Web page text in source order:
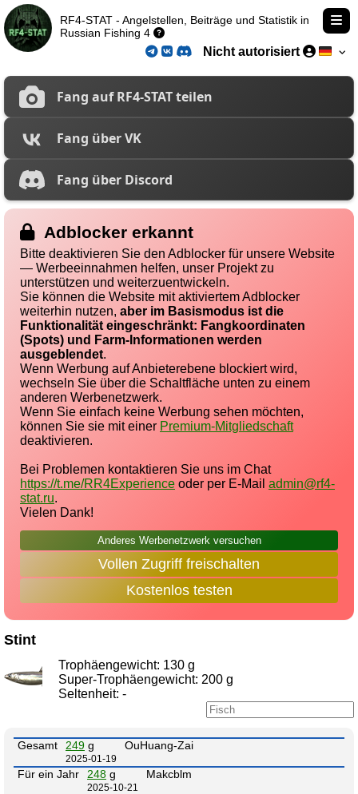
Nicht autorisiert
RF4-STAT - Angelstellen, Beiträge und Statistik in
Russian Fishing 4
Fang auf RF4-STAT teilen
Fang über VK
Fang über Discord
Adblocker erkannt
Bitte deaktivieren Sie den Adblocker für unsere Website
— Werbeeinnahmen helfen, unser Projekt zu
unterstützen und weiterzuentwickeln.
Sie können die Website mit aktiviertem Adblocker
weiterhin nutzen, aber im Basismodus ist die
Funktionalität eingeschränkt: Fangkoordinaten
(Spots) und Farm-Informationen werden
ausgeblendet.
Wenn Werbung auf Anbieterebene blockiert wird,
wechseln Sie über die Schaltfläche unten zu einem
anderen Werbenetzwerk.
Wenn Sie einfach keine Werbung sehen möchten,
können Sie sie mit einer Premium-Mitgliedschaft
deaktivieren.
Bei Problemen kontaktieren Sie uns im Chat
https://t.me/RR4Experience oder per E-Mail admin@rf4-
stat.ru.
Vielen Dank!
Anderes Werbenetzwerk versuchen
Vollen Zugriff freischalten
Kostenlos testen
Stint
Trophäengewicht: 130 g
Super-Trophäengewicht: 200 g
Seltenheit: -
Gesamt 249 g
2025-01-19
OuHuang-Zai
Für ein Jahr 248 g
2025-10-21
Makcblm